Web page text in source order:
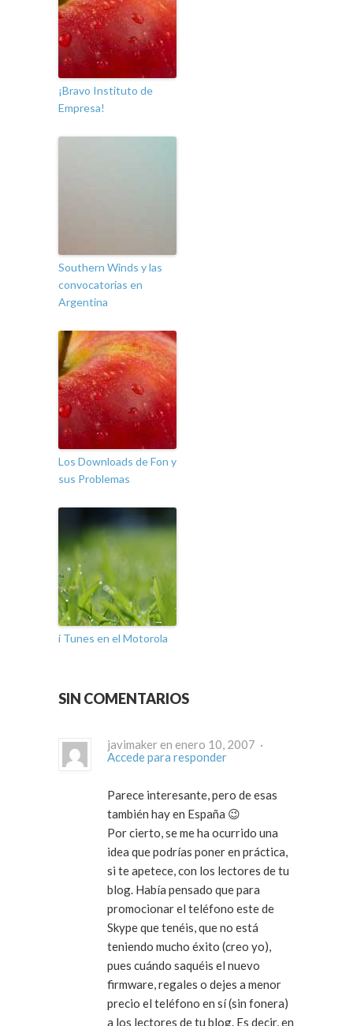
¡Bravo Instituto de
Empresa!
Southern Winds y las
convocatorias en
Argentina
Los Downloads de Fon y
sus Problemas
i Tunes en el Motorola
SIN COMENTARIOS
javimaker en enero 10, 2007 ·
Accede para responder
Parece interesante, pero de esas
también hay en España 😉
Por cierto, se me ha ocurrido una
idea que podrías poner en práctica,
si te apetece, con los lectores de tu
blog. Había pensado que para
promocionar el teléfono este de
Skype que tenéis, que no está
teniendo mucho éxito (creo yo),
pues cuándo saquéis el nuevo
firmware, regales o dejes a menor
precio el teléfono en sí (sin fonera)
a los lectores de tu blog. Es decir, en